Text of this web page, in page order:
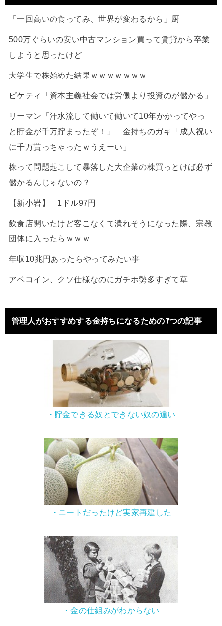
「一回高いの食ってみ、世界が変わるから」厨
500万ぐらいの安い中古マンション買って賃貸から卒業
しようと思ったけど
大学生で株始めた結果ｗｗｗｗｗｗｗ
ピケティ「資本主義社会では労働より投資のが儲かる」
リーマン「汗水流して働いて働いて10年かかってやっ
と貯金が千万貯まったぞ！」 金持ちのガキ「成人祝い
に千万貰っちゃったｗうえーい」
株って問題起こして暴落した大企業の株買っとけば必ず
儲かるんじゃないの？
【新小岩】 1ドル97円
飲食店開いたけど客こなくて潰れそうになった際、宗教
団体に入ったらｗｗｗ
年収10兆円あったらやってみたい事
アベコイン、クソ仕様なのにガチホ勢多すぎて草
管理人がおすすめする金持ちになるための7つの記事
・貯金できる奴とできない奴の違い
・ニートだったけど実家再建した
・金の仕組みがわからない